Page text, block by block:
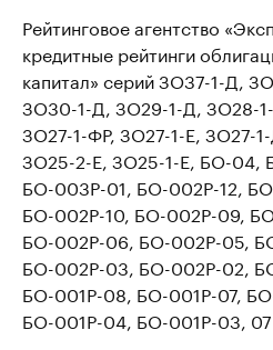
Рейтинговое агентство
кредитные рейтинги
капитал» серий ЗО37-1-Д,
ЗО30-1-Д, ЗО29-1-Д, ЗО28-
ЗО27-1-ФР, ЗО27-1-Е, ЗО27-
ЗО25-2-Е, ЗО25-1-Е, БО-04,
БО-003Р-01, БО-002Р-12,
БО-002Р-10, БО-002Р-09,
БО-002Р-06, БО-002Р-05,
БО-002Р-03, БО-002Р-02,
БО-001Р-08, БО-001Р-07,
БО-001Р-04, БО-001Р-03, 07